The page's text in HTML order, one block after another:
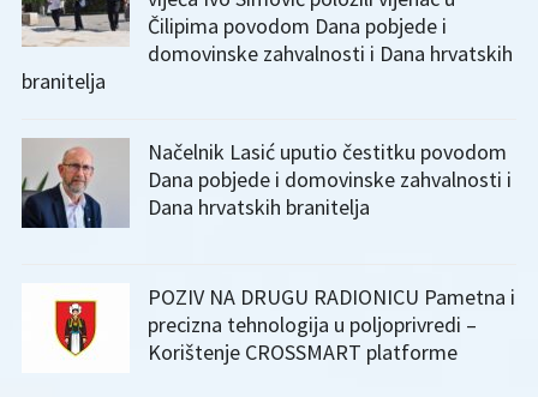
Čilipima povodom Dana pobjede i
domovinske zahvalnosti i Dana hrvatskih
branitelja
Načelnik Lasić uputio čestitku povodom
Dana pobjede i domovinske zahvalnosti i
Dana hrvatskih branitelja
POZIV NA DRUGU RADIONICU Pametna i
precizna tehnologija u poljoprivredi –
Korištenje CROSSMART platforme